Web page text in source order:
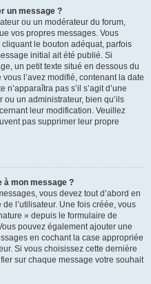
un message ?
ou un modérateur du forum,
vos propres messages. Vous
le bouton adéquat, parfois
initial ait été publié. Si
un petit texte situé en dessous du
l’avez modifié, contenant la date
pas s’il s’agit d’une
un administrateur, bien qu’ils
leur modification. Veuillez
pas supprimer leur propre
à mon message ?
vous devez tout d’abord en
l’utilisateur. Une fois créée, vous
» depuis le formulaire de
pouvez également ajouter une
en cochant la case appropriée
Si vous choisissez cette dernière
sur chaque message votre souhait